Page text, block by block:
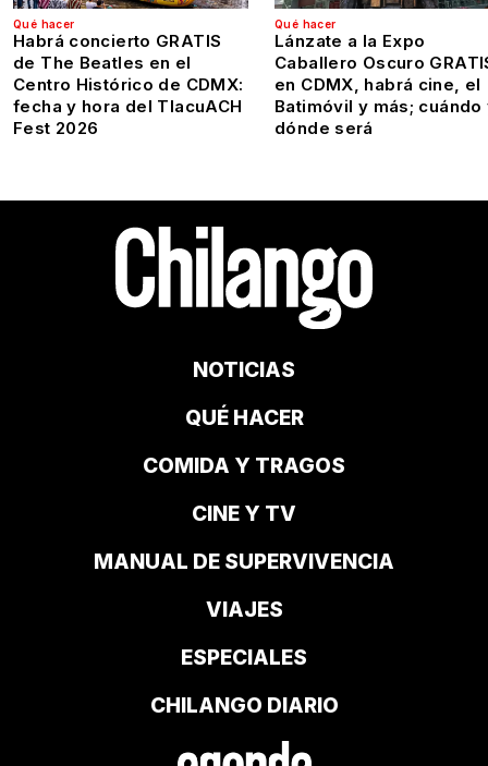
Qué hacer
Habrá concierto GRATIS
de The Beatles en el
Centro Histórico de CDMX:
fecha y hora del TlacuACH
Fest 2026
Qué hacer
Lánzate a la Expo
Caballero Oscuro
en CDMX, habrá cine, el
Batimóvil y más; cuándo
dónde será
NOTICIAS
QUÉ HACER
COMIDA Y TRAGOS
CINE Y TV
MANUAL DE SUPERVIVENCIA
VIAJES
ESPECIALES
CHILANGO DIARIO